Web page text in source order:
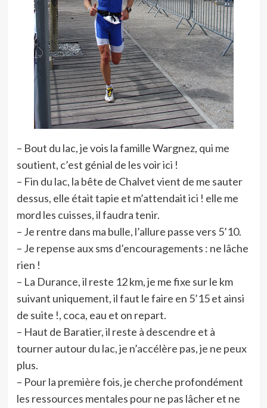
– Bout du lac, je vois la famille Wargnez, qui me
soutient, c’est génial de les voir ici !
– Fin du lac, la bête de Chalvet vient de me sauter
dessus, elle était tapie et m’attendait ici ! elle me
mord les cuisses, il faudra tenir.
– Je rentre dans ma bulle, l’allure passe vers 5’10.
– Je repense aux sms d’encouragements : ne lâche
rien !
– La Durance, il reste 12 km, je me fixe sur le km
suivant uniquement, il faut le faire en 5’15 et ainsi
de suite !, coca, eau et on repart.
– Haut de Baratier, il reste à descendre et à
tourner autour du lac, je n’accélère pas, je ne peux
plus.
– Pour la première fois, je cherche profondément
les ressources mentales pour ne pas lâcher et ne